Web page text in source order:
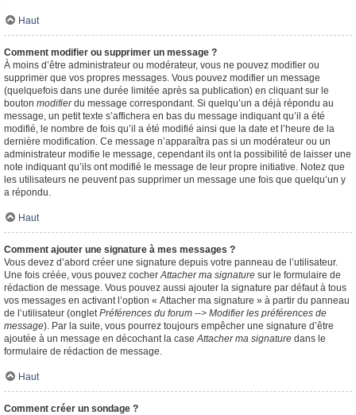
Haut
Comment modifier ou supprimer un message ?
À moins d’être administrateur ou modérateur, vous ne pouvez modifier ou
supprimer que vos propres messages. Vous pouvez modifier un message
(quelquefois dans une durée limitée après sa publication) en cliquant sur le
bouton modifierdu message correspondant. Si quelqu’un a déjà répondu au
message, un petit texte s’affichera en bas du message indiquant qu’il a été
modifié, le nombre de fois qu’il a été modifié ainsi que la date et l’heure de la
dernière modification. Ce message n’apparaîtra pas si un modérateur ou un
administrateur modifie le message, cependant ils ont la possibilité de laisser une
note indiquant qu’ils ont modifié le message de leur propre initiative. Notez que
les utilisateurs ne peuvent pas supprimer un message une fois que quelqu’un y
a répondu.
Haut
Comment ajouter une signature à mes messages ?
Vous devez d’abord créer une signature depuis votre panneau de l’utilisateur.
Une fois créée, vous pouvez cocherAttacher ma signature sur le formulaire de
rédaction de message. Vous pouvez aussi ajouter la signature par défaut à tous
vos messages en activant l’option « Attacher ma signature » à partir du panneau
de l’utilisateur (ongletPréférences du forum --> Modifier les préférences de
message). Par la suite, vous pourrez toujours empêcher une signature d’être
ajoutée à un message en décochant la caseAttacher ma signature dans le
formulaire de rédaction de message.
Haut
Comment créer un sondage ?